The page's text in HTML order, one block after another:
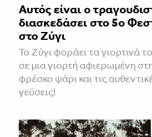
Αυτός είναι ο
διασκεδάσει στο 5ο
στο Ζύγι
Το Ζύγι φοράει τα γιορτινά
σε μια γιορτή αφιερωμένη
φρέσκο ψάρι και τις
γεύσεις!